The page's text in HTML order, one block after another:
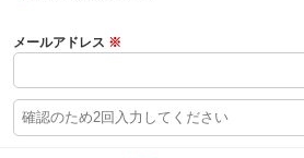
メールアドレス ※